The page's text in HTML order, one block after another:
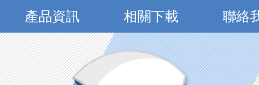
產品資訊 相關下載 聯絡